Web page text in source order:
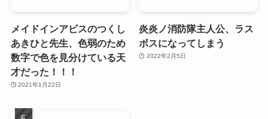
メイドインアビスのつくし
あきひと先生、色弱のため
数字で色を見分けている天
才だった！！！
2021年1月22日
炎炎ノ消防隊主人公、ラス
ボスになってしまう
2022年2月5日